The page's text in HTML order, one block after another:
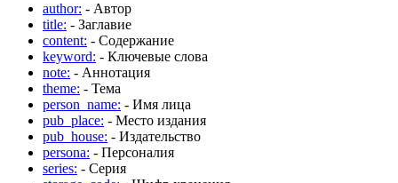
author: - Автор
title: - Заглавие
content: - Содержание
keyword: - Ключевые слова
note: - Аннотация
theme: - Тема
person_name: - Имя лица
pub_place: - Место издания
pub_house: - Издательство
persona: - Персоналия
series: - Серия